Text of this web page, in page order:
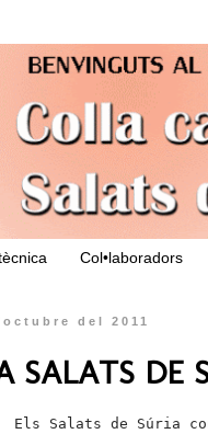
Col•laboradors
del 2011
SALATS DE
Els Salats de Súria